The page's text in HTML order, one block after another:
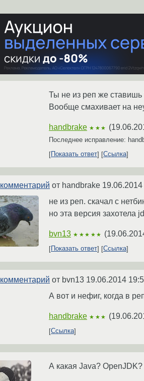
Ты не из реп же ставишь
Вообще смахивает на
handbrake ★★★ (
Последнее исправление:
Показать ответ
Ссылка
комментарий от handbrake
не из реп. скачал с
но эта версия захотела
bvn13 ★★★★★ (
Показать ответ
Ссылка
комментарий от bvn13 19.06.2014
А вот и нефиг, когда в
handbrake ★★★ (
Ссылка
А какая Java?